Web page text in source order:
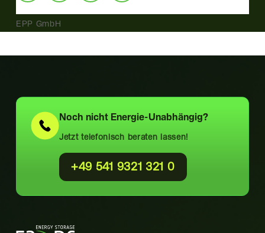
EPP GmbH
Noch nicht Energie-Unabhängig?
Jetzt telefonisch beraten lassen!
+49 541 9321 321 0